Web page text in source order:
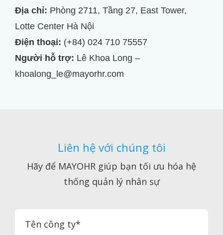
Địa chỉ: Phòng 2711, Tầng 27, East Tower,
Lotte Center Hà Nội
Điện thoại: (+84) 024 710 75557
Người hỗ trợ: Lê Khoa Long –
khoalong_le@mayorhr.com
Liên hệ với chúng tôi
Hãy để MAYOHR giúp bạn tối ưu hóa hệ
thống quản lý nhân sự
Tên công ty*